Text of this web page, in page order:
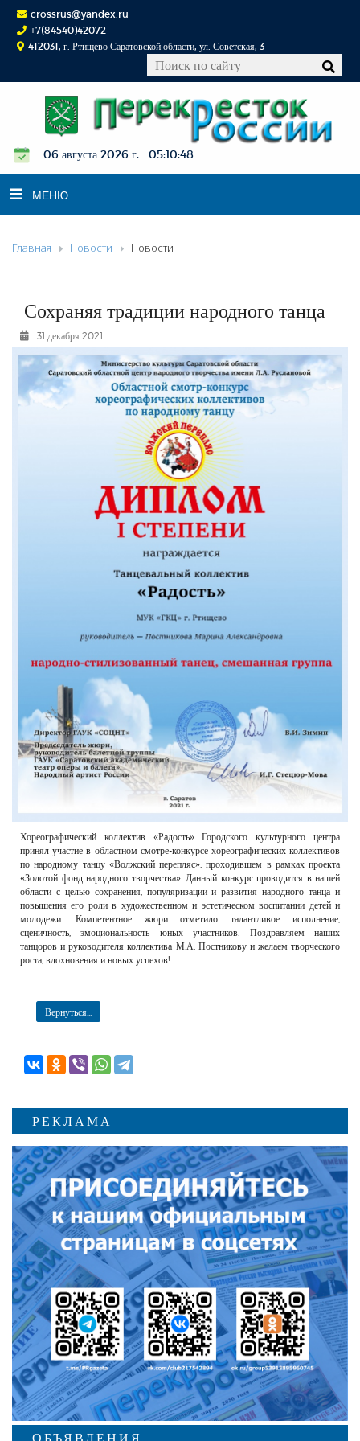
crossrus@yandex.ru
+7(84540)42072
412031, г. Ртищево Саратовской области, ул. Советская, 3
06 августа 2026 г. 05:10:49
МЕНЮ
НОВОСТИ
К СВЕДЕНИЮ
КОНКУРСЫ
ФОТОРЕПОРТАЖИ
РЕКЛАМОДАТЕЛЯМ
ОБЪЯВЛЕНИЯ
Главная Новости Новости
Сохраняя традиции народного танца
31 декабря 2021
Хореографический коллектив «Радость» Городского культурного центра
принял участие в областном смотре-конкурсе хореографических коллективов
по народному танцу «Волжский перепляс», проходившем в рамках проекта
«Золотой фонд народного творчества». Данный конкурс проводится в нашей
области с целью сохранения, популяризации и развития народного танца и
повышения его роли в художественном и эстетическом воспитании детей и
молодежи. Компетентное жюри отметило талантливое исполнение,
сценичность, эмоциональность юных участников. Поздравляем наших
танцоров и руководителя коллектива М.А. Постникову и желаем творческого
роста, вдохновения и новых успехов!
Вернуться...
РЕКЛАМА
ОБЪЯВЛЕНИЯ